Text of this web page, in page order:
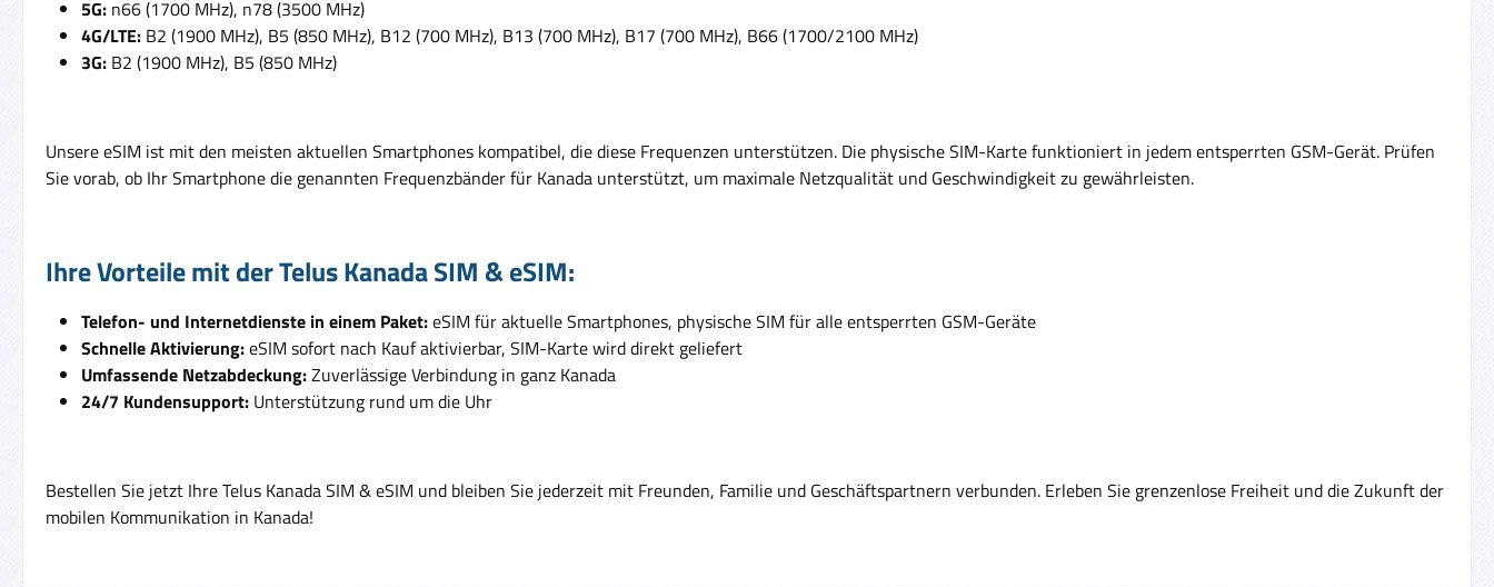
5G: n66 (1700 MHz), n78 (3500 MHz)
4G/LTE: B2 (1900 MHz), B5 (850 MHz), B12 (700 MHz), B13 (700 MHz), B17 (700 MHz), B66 (1700/2100 MHz)
3G: B2 (1900 MHz), B5 (850 MHz)
Unsere eSIM ist mit den meisten aktuellen Smartphones kompatibel, die diese Frequenzen unterstützen. Die physische SIM-Karte funktioniert in jedem entsperrten GSM-Gerät. Prüfen
Sie vorab, ob Ihr Smartphone die genannten Frequenzbänder für Kanada unterstützt, um maximale Netzqualität und Geschwindigkeit zu gewährleisten.
Ihre Vorteile mit der Telus Kanada SIM & eSIM:
Telefon- und Internetdienste in einem Paket:eSIM für aktuelle Smartphones, physische SIM für alle entsperrten GSM-Geräte
Schnelle Aktivierung:eSIM sofort nach Kauf aktivierbar, SIM-Karte wird direkt geliefert
Umfassende Netzabdeckung:Zuverlässige Verbindung in ganz Kanada
24/7 Kundensupport: Unterstützung rund um die Uhr
Bestellen Sie jetzt Ihre Telus Kanada SIM & eSIM und bleiben Sie jederzeit mit Freunden, Familie und Geschäftspartnern verbunden. Erleben Sie grenzenlose Freiheit und die Zukunft der
mobilen Kommunikation in Kanada!